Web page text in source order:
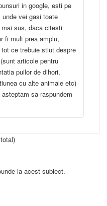
in google, esti pe
vei gasi toate
sus, daca citesti
fi mult prea amplu,
ce trebuie stiut despre
articole pentru
puilor de dihori,
cu alte animale etc)
sa raspundem
la acest subiect.